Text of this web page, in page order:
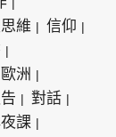
維
信仰
洲
對話
課